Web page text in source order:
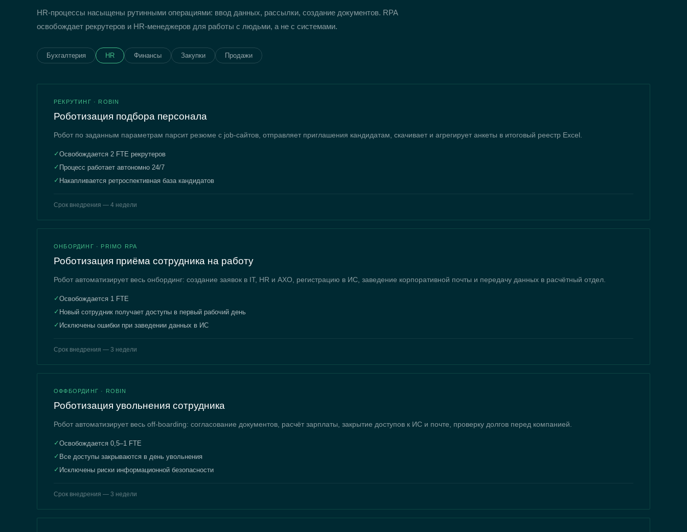
HR-процессы насыщены рутинными операциями: ввод данных, рассылки, создание документов. RPA
освобождает рекрутеров и HR-менеджеров для работы с людьми, а не с системами.
Бухгалтерия HR Финансы Закупки Продажи
РЕКРУТИНГ · ROBIN
Роботизация подбора персонала
Робот по заданным параметрам парсит резюме с job-сайтов, отправляет приглашения кандидатам, скачивает и агрегирует анкеты в итоговый реестр Excel.
✓Освобождается 2 FTE рекрутеров
✓ Процесс работает автономно 24/7
✓ Накапливается ретроспективная база кандидатов
Срок внедрения — 4 недели
ОНБОРДИНГ · PRIMO RPA
Роботизация приёма сотрудника на работу
Робот автоматизирует весь онбординг: создание заявок в IT, HR и АХО, регистрацию в ИС, заведение корпоративной почты и передачу данных в расчётный отдел.
✓Освобождается 1 FTE
✓ Новый сотрудник получает доступы в первый рабочий день
✓ Исключены ошибки при заведении данных в ИС
Срок внедрения — 3 недели
ОФФБОРДИНГ · ROBIN
Роботизация увольнения сотрудника
Робот автоматизирует весь off-boarding: согласование документов, расчёт зарплаты, закрытие доступов к ИС и почте, проверку долгов перед компанией.
✓Освобождается 0,5–1 FTE
✓ Все доступы закрываются в день увольнения
✓ Исключены риски информационной безопасности
Срок внедрения — 3 недели